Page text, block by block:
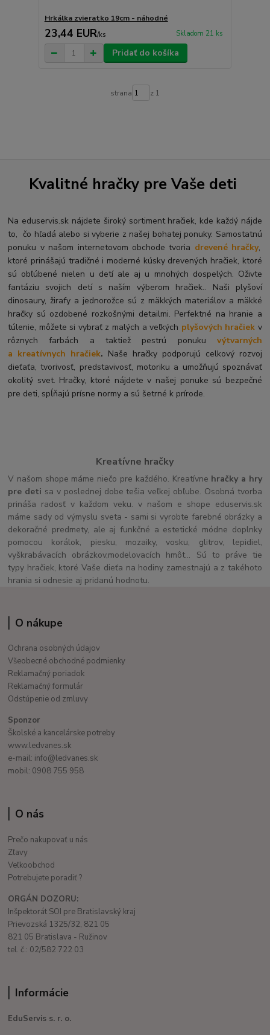
Hrkálka zvieratko 19cm - náhodné
23,44 EUR/ks Skladom 21 ks
Pridať do košíka
strana z 1
Kvalitné hračky pre Vaše deti
Na eduservis.sk nájdete široký sortiment hračiek, kde každý nájde
to, čo hľadá alebo si vyberie z našej bohatej ponuky. Samostatnú
ponuku v našom internetovom obchode tvoria drevené hračky,
ktoré prinášajú tradičné i moderné kúsky drevených hračiek, ktoré
sú obľúbené nielen u detí ale aj u mnohých dospelých. Oživte
fantáziu svojich detí s naším výberom hračiek.. Naši plyšoví
dinosaury, žirafy a jednorožce sú z mäkkých materiálov a mäkké
hračky sú ozdobené rozkošnými detailmi. Perfektné na hranie a
túlenie, môžete si vybrať z malých a veľkých plyšových hračiek v
rôznych farbách a taktiež pestrú ponuku výtvarných
a kreatívnych hračiek. Naše hračky podporujú celkový rozvoj
dieťaťa, tvorivosť, predstavivosť, motoriku a umožňujú spoznávať
okolitý svet. Hračky, ktoré nájdete v našej ponuke sú bezpečné
pre deti, spĺňajú prísne normy a sú šetrné k prírode.
Kreatívne hračky
V našom shope máme niečo pre každého. Kreatívne hračky a hry
pre deti sa v poslednej dobe tešia veľkej obľube. Osobná tvorba
prináša radosť v každom veku. v našom e shope eduservis.sk
máme sady od výmyslu sveta - sami si vyrobte farebné obrázky a
dekoračné predmety, ale aj funkčné a estetické módne doplnky
pomocou korálok, piesku, mozaiky, vosku, glitrov, lepidiel,
vyškrabávacích obrázkov,modelovacích hmôt... Sú to práve tie
typy hračiek, ktoré Vaše dieťa na hodiny zamestnajú a z takéhoto
hrania si odnesie aj pridanú hodnotu.
O nákupe
Ochrana osobných údajov
Všeobecné obchodné podmienky
Reklamačný poriadok
Reklamačný formulár
Odstúpenie od zmluvy
Sponzor
Školské a kancelárske potreby
www.ledvanes.sk
e-mail: info@ledvanes.sk
mobil: 0908 755 958
O nás
Prečo nakupovať u nás
Zľavy
Veľkoobchod
Potrebujete poradiť ?
ORGÁN DOZORU:
Inšpektorát SOI pre Bratislavský kraj
Prievozská 1325/32, 821 05
821 05 Bratislava - Ružinov
tel. č.: 02/582 722 03
Informácie
EduServis s. r. o.